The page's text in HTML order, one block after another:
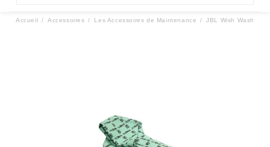
Accueil Accessoires Les Accessoires de Maintenance JBL Wish Wash